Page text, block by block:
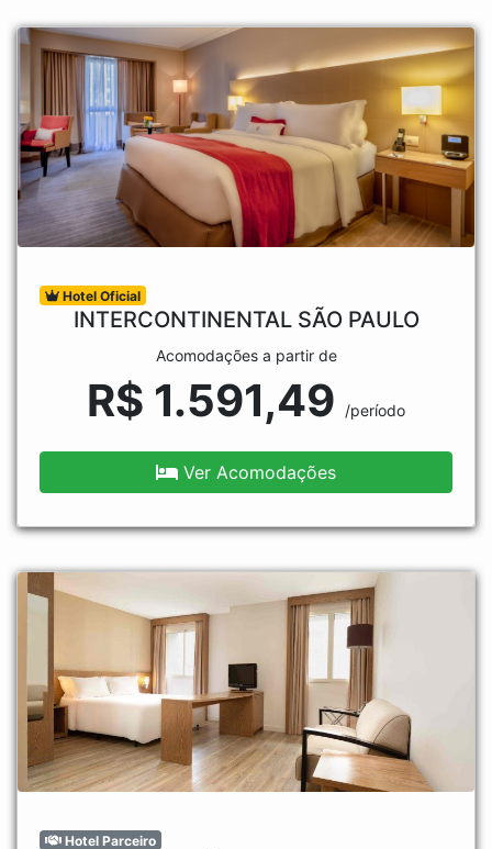
Hotel Oficial
INTERCONTINENTAL SÃO PAULO
Acomodações a partir de
R$ 1.591,49 /período
Ver Acomodações
Hotel Parceiro